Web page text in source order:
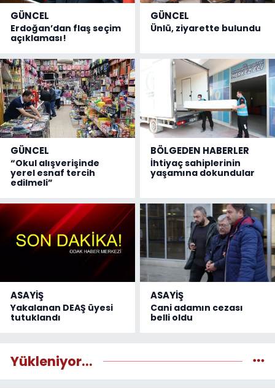
GÜNCEL
Erdoğan’dan flaş seçim
açıklaması!
GÜNCEL
Ünlü, ziyarette bulundu
GÜNCEL
“Okul alışverişinde
yerel esnaf tercih
edilmeli”
BÖLGEDEN HABERLER
İhtiyaç sahiplerinin
yaşamına dokundular
ASAYİŞ
Yakalanan DEAŞ üyesi
tutuklandı
ASAYİŞ
Cani adamın cezası
belli oldu
Yükleniyor...